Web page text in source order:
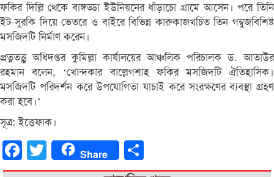
ফকির দিল্লি থেকে বাঙ্গড্ডা ইউনিয়নের ধাঁড়াচো গ্রামে আসেন। পরে তিনি
ইট-সুরকি দিয়ে ভেতরে ও বাইরে বিভিন্ন কারুকাজখচিত তিন গম্বুজবিশিষ্ট
মসজিদটি নির্মাণ করেন।
প্রত্নতত্ত্ব্ব অধিদপ্তর কুমিল্লা কার্যালয়ের আঞ্চলিক পরিচালক ড. আতাউর
রহমান বলেন, ‘খোন্দকার বাল্লেগশাহ ফকির মসজিদটি ঐতিহাসিক।
মসজিদটি পরিদর্শন করে উপযোগিতা যাচাই করে সংরক্ষণের ব্যবস্থা গ্রহণ
করা হবে।’
সূত্র: ইত্তেফাক।
FacebookTwitter Share